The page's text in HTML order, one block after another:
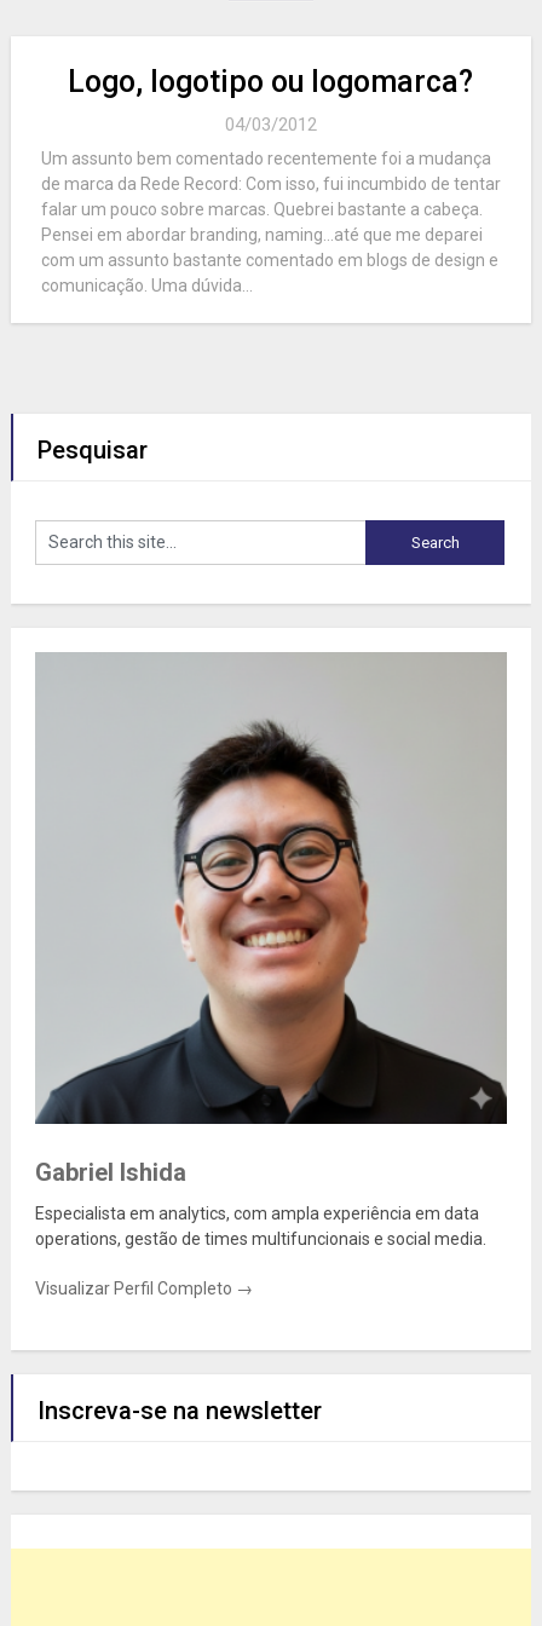
Logo, logotipo ou logomarca?
04/03/2012
Um assunto bem comentado recentemente foi a mudança
de marca da Rede Record: Com isso, fui incumbido de tentar
falar um pouco sobre marcas. Quebrei bastante a cabeça.
Pensei em abordar branding, naming…até que me deparei
com um assunto bastante comentado em blogs de design e
comunicação. Uma dúvida...
Pesquisar
Gabriel Ishida
Especialista em analytics, com ampla experiência em data
operations, gestão de times multifuncionais e social media.
Visualizar Perfil Completo →
Inscreva-se na newsletter